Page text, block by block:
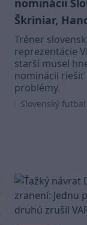
nominácii
Škriniar,
Tréner
reprezentácie
starší musel
nominácii
problémy.
Slovenský futbal